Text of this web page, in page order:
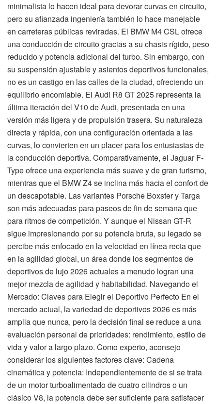
minimalista lo hacen ideal para devorar curvas en circuito,
pero su afianzada ingeniería también lo hace manejable
en carreteras públicas reviradas. El BMW M4 CSL ofrece
una conducción de circuito gracias a su chasis rígido, peso
reducido y potencia adicional del turbo. Sin embargo, con
su suspensión ajustable y asientos deportivos funcionales,
no es un castigo en las calles de la ciudad, ofreciendo un
equilibrio encomiable. El Audi R8 GT 2025 representa la
última iteración del V10 de Audi, presentada en una
versión más ligera y de propulsión trasera. Su naturaleza
directa y rápida, con una configuración orientada a las
curvas, lo convierten en un placer para los entusiastas de
la conducción deportiva. Comparativamente, el Jaguar F-
Type ofrece una experiencia más suave y de gran turismo,
mientras que el BMW Z4 se inclina más hacia el confort de
un descapotable. Las variantes Porsche Boxster y Targa
son más adecuadas para paseos de fin de semana que
para ritmos de competición. Y aunque el Nissan GT-R
sigue impresionando por su potencia bruta, su legado se
percibe más enfocado en la velocidad en línea recta que
en la agilidad global, un área donde los segmentos de
deportivos de lujo 2026 actuales a menudo logran una
mejor mezcla de agilidad y habitabilidad. Navegando el
Mercado: Claves para Elegir el Deportivo Perfecto En el
mercado actual, la variedad de deportivos 2026 es más
amplia que nunca, pero la decisión final se reduce a una
evaluación personal de prioridades: rendimiento, estilo de
vida y valor a largo plazo. Como experto, aconsejo
considerar los siguientes factores clave: Cadena
cinemática y potencia: Independientemente de si se trata
de un motor turboalimentado de cuatro cilindros o un
clásico V8, la potencia debe ser suficiente para satisfacer